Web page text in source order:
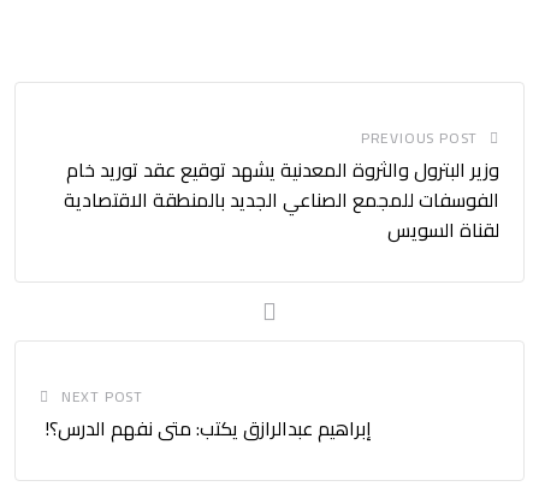
PREVIOUS POST
وزير البترول والثروة المعدنية يشهد توقيع عقد توريد خام
الفوسفات للمجمع الصناعي الجديد بالمنطقة الاقتصادية
لقناة السويس
NEXT POST
إبراهيم عبدالرازق يكتب: متى نفهم الدرس؟!